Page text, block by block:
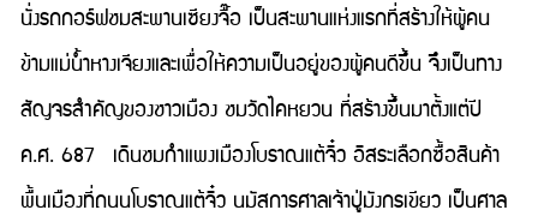
นั่งรถกอร์ฟชมสะพานเซียงจื๊อ เป็นสะพานแห่งแรกที่สร้างให้ผู้คน
ข้ามแม่น้ำหางเจียงและเพื่อให้ความเป็นอยู่ของผู้คนดีขึ้น จึงเป็นทาง
สัญจรสำคัญของชาวเมือง ชมวัดไคหยวน ที่สร้างขึ้นมาตั้งแต่ปี
ค.ศ. 687 เดินชมกำแพงเมืองโบราณแต้จิ๋ว อิสระเลือกซื้อสินค้า
พื้นเมืองที่ถนนโบราณแต้จิ๋ว นมัสการศาลเจ้าปู่มังกรเขียว เป็นศาล